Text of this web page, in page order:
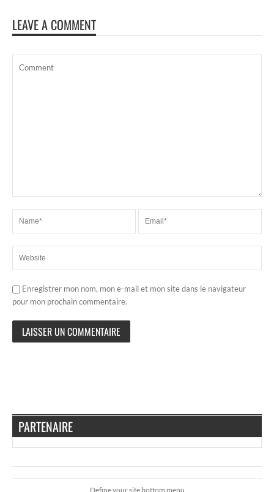
LEAVE A COMMENT
Enregistrer mon nom, mon e-mail et mon site dans le navigateur
pour mon prochain commentaire.
PARTENAIRE
Define your site bottom menu